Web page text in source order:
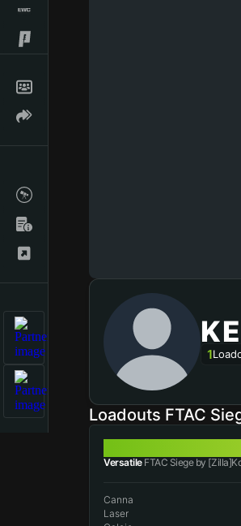
1
Loadouts FTAC
VersatileFTAC Siege by
Canna
Laser